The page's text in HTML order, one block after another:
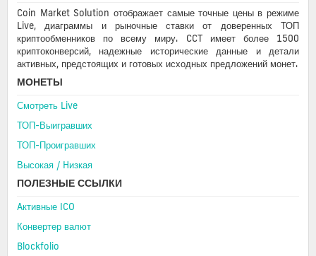
Coin Market Solution отображает самые точные цены в режиме
Live, диаграммы и рыночные ставки от доверенных ТОП
криптообменников по всему миру. CCT имеет более 1500
криптоконверсий, надежные исторические данные и детали
активных, предстоящих и готовых исходных предложений монет.
МОНЕТЫ
Смотреть Live
ТОП-Выигравших
ТОП-Проигравших
Высокая / Hизкая
ПОЛЕЗНЫЕ ССЫЛКИ
Aктивные ICO
Конвертер валют
Blockfolio